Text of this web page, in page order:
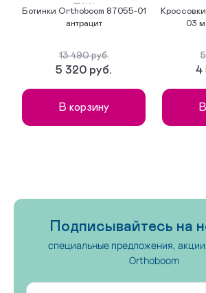
Ботинки Orthoboom 87055-01
антрацит
13 490 руб.
5 320 руб.
В корзину
03
4
Подписывайтесь на
специальные предложения,
Orthoboom